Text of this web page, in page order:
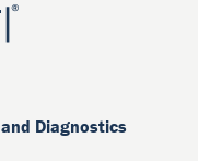
Diagnostics